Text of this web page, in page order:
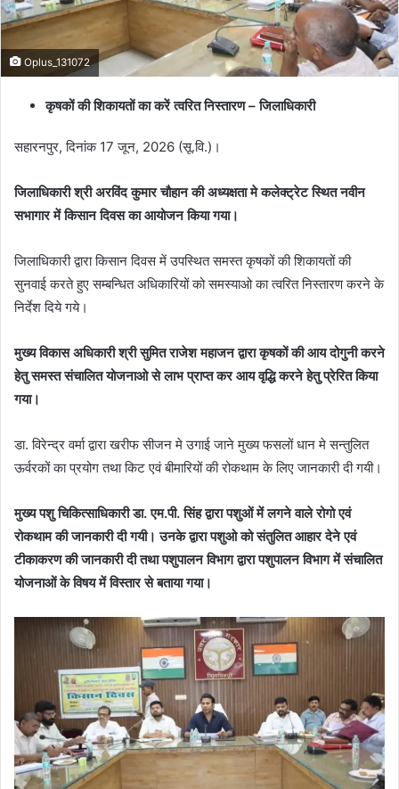
Oplus_131072
कृषकों की शिकायतों का करें त्वरित निस्तारण – जिलाधिकारी
सहारनपुर, दिनांक 17 जून, 2026 (सू.वि.)।
जिलाधिकारी श्री अरविंद कुमार चौहान की अध्यक्षता मे कलेक्ट्रेट स्थित नवीन
सभागार में किसान दिवस का आयोजन किया गया।
जिलाधिकारी द्वारा किसान दिवस में उपस्थित समस्त कृषकों की शिकायतों की
सुनवाई करते हुए सम्बन्धित अधिकारियों को समस्याओ का त्वरित निस्तारण करने के
निर्देश दिये गये।
मुख्य विकास अधिकारी श्री सुमित राजेश महाजन द्वारा कृषकों की आय दोगुनी करने
हेतु समस्त संचालित योजनाओ से लाभ प्राप्त कर आय वृद्धि करने हेतु प्रेरित किया
गया।
डा. विरेन्द्र वर्मा द्वारा खरीफ सीजन मे उगाई जाने मुख्य फसलों धान मे सन्तुलित
ऊर्वरकों का प्रयोग तथा किट एवं बीमारियों की रोकथाम के लिए जानकारी दी गयी।
मुख्य पशु चिकित्साधिकारी डा. एम.पी. सिंह द्वारा पशुओं में लगने वाले रोगो एवं
रोकथाम की जानकारी दी गयी। उनके द्वारा पशुओ को संतुलित आहार देने एवं
टीकाकरण की जानकारी दी तथा पशुपालन विभाग द्वारा पशुपालन विभाग में संचालित
योजनाओं के विषय में विस्तार से बताया गया।